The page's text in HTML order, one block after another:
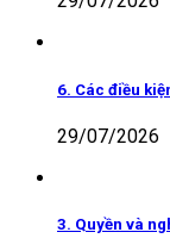
6. Các điều
29/07/2026
3. Quyền và